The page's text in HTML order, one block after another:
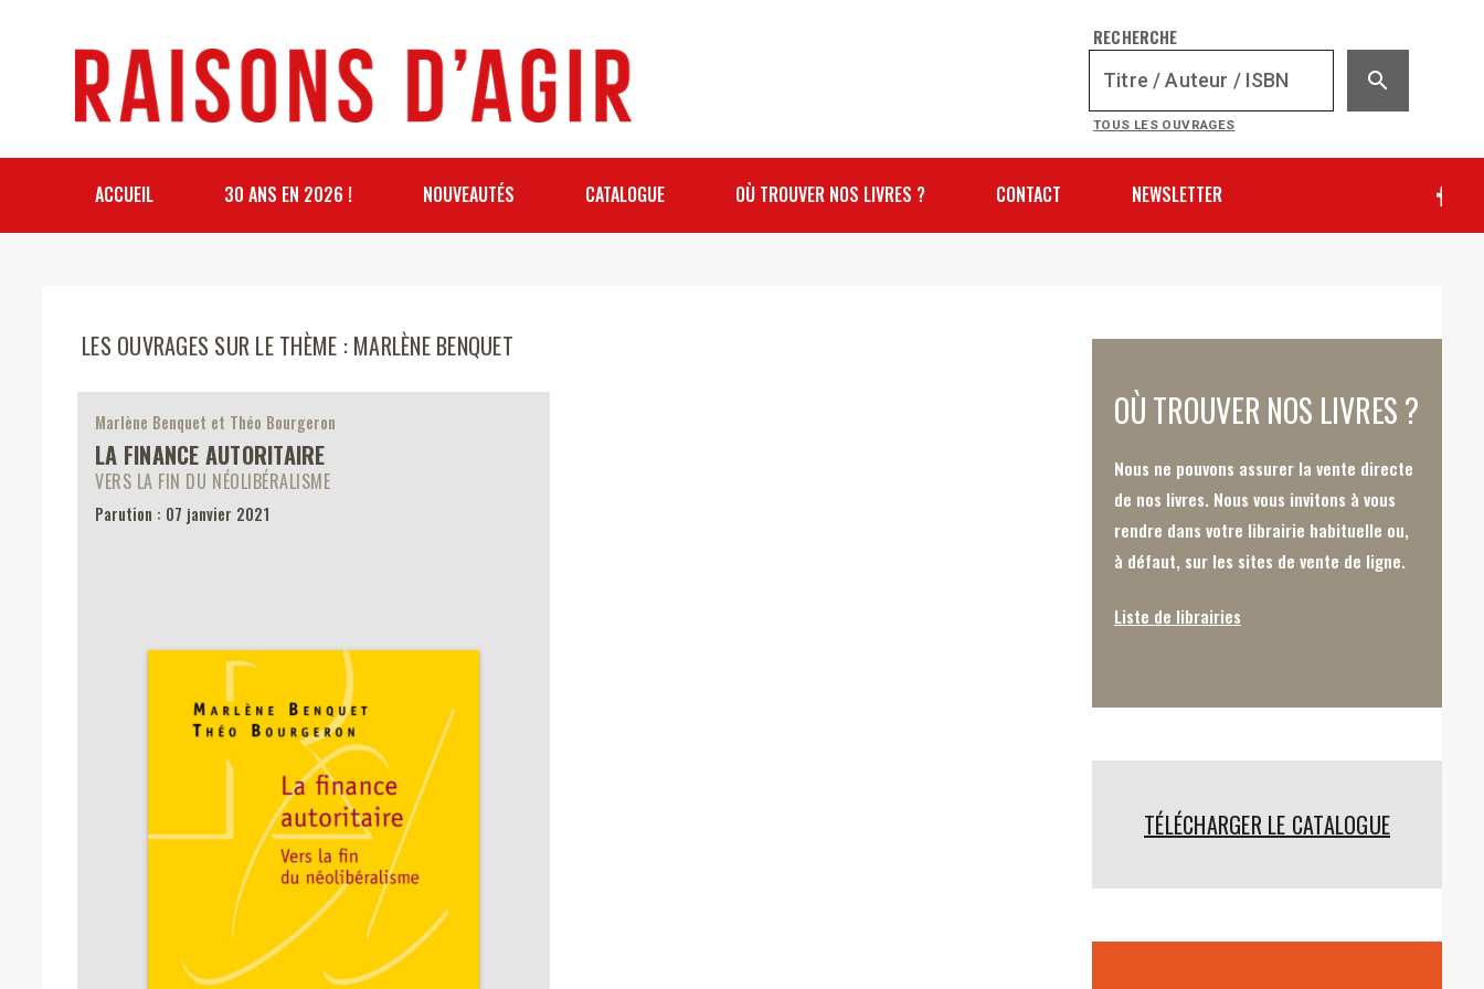
RECHERCHE
search
TOUS LES OUVRAGES
ACCUEIL 30 ANS EN 2026 ! NOUVEAUTÉS CATALOGUE OÙ TROUVER NOS LIVRES ? CONTACT NEWSLETTER
LES OUVRAGES SUR LE THÈME : MARLÈNE BENQUET
Marlène Benquet et Théo Bourgeron
LA FINANCE AUTORITAIRE
VERS LA FIN DU NÉOLIBÉRALISME
Parution : 07 janvier 2021
OÙ TROUVER NOS LIVRES ?
Nous ne pouvons assurer la vente directe
de nos livres. Nous vous invitons à vous
rendre dans votre librairie habituelle ou,
à défaut, sur les sites de vente de ligne.
Liste de librairies
TÉLÉCHARGER LE CATALOGUE